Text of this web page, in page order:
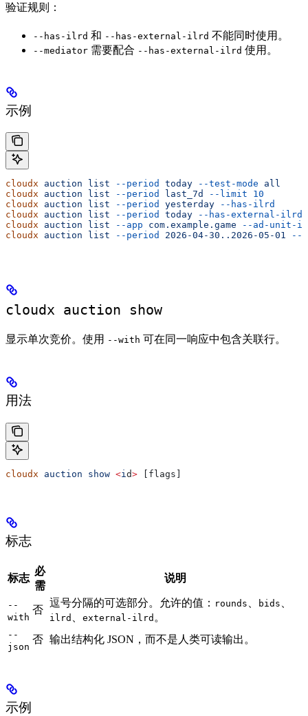
验证规则：
--has-ilrd 和 --has-external-ilrd 不能同时使用。
--mediator 需要配合 --has-external-ilrd 使用。
示例
cloudx auction list --period today --test-mode all
cloudx auction list --period last_7d --limit 10
cloudx auction list --period yesterday --has-ilrd
cloudx auction list --period today --has-external-ilrd
cloudx auction list --app com.example.game --ad-unit-id
cloudx auction list --period 2026-04-30..2026-05-01 --
cloudx auction show
显示单次竞价。使用 --with 可在同一响应中包含关联行。
用法
cloudx auction show <i d> [flags]
标志
标志
必
需
说明
--
with
否
逗号分隔的可选部分。允许的值： rounds bids
ilrd external-ilrd 。
--
json
否 输出结构化 JSON，而不是人类可读输出。
示例